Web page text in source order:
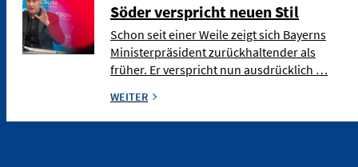
Söder verspricht neuen Stil
Schon seit einer Weile zeigt sich Bayerns
Ministerpräsident zurückhaltender als
früher. Er verspricht nun ausdrücklich …
WEITER